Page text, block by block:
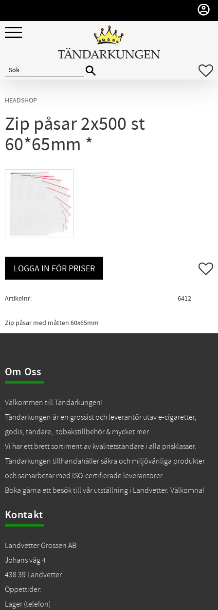
Meny
HEADSHOP
Zip påsar 2x500 st
60*65mm *
LOGGA IN FÖR PRISER Lägg
Artikelnr 6412
Zip påsar med måtten 60x65mm
Om Oss
Välkommen till Tändarkungen!
Tändarkungen är en grossist och leverantör utav e-cigaretter,
godis, tändare, tobakstillbehör & mycket mer.
Vi har ett brett sortiment av kvalitetständare i alla prisklasser.
Tändarkungen tillhandahåller säkra och miljövänliga produkter
och samarbetar med ISO-certifierade leverantörer.
Boka gärna ett besök till vår utställning i Landvetter. Välkomna!
Kontakt
Landvetter Grossen AB
Johans väg 4
438 39 Landvetter
Öppettider:
Lager (telefon)